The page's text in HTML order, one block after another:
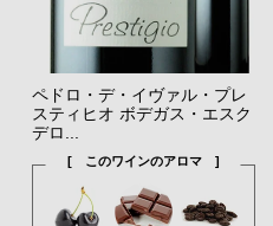
ペドロ・デ・イヴァル・プレ
スティヒオ ボデガス・エスク
デロ...
[ このワインのアロマ ]